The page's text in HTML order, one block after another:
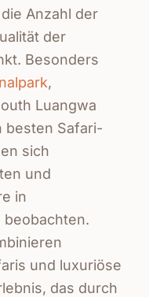
Anzahl der
der
Besonders
,
Luangwa
besten Safari-
sich
und
in
und luxuriöse
das durch